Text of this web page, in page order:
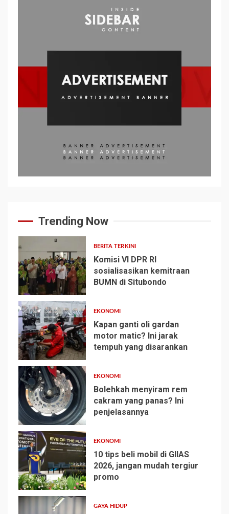
Trending Now
1
BERITA TERKINI
Komisi VI DPR RI
sosialisasikan kemitraan
BUMN di Situbondo
2
EKONOMI
Kapan ganti oli gardan
motor matic? Ini jarak
tempuh yang disarankan
3
EKONOMI
Bolehkah menyiram rem
cakram yang panas? Ini
penjelasannya
4
EKONOMI
10 tips beli mobil di GIIAS
2026, jangan mudah tergiur
promo
GAYA HIDUP